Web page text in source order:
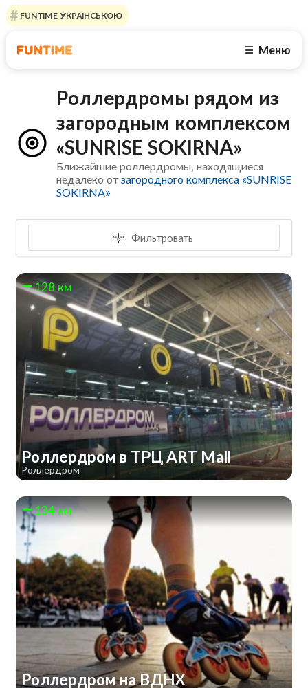
FUNTIME УКРАЇНСЬКОЮ
☰ Меню
Роллердромы рядом из
загородным комплексом
«SUNRISE SOKIRNA»
Ближайшие роллердромы, находящиеся
недалеко отзагородного комплекса «SUNRISE
SOKIRNA»
Фильтровать
128 км
Роллердром в ТРЦ ART Mall
Роллердром
134 км
Роллердром на ВДНХ